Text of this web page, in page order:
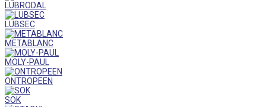
LUBRODAL
LUBSEC
METABLANC
MOLY-PAUL
ONTROPEEN
SOK